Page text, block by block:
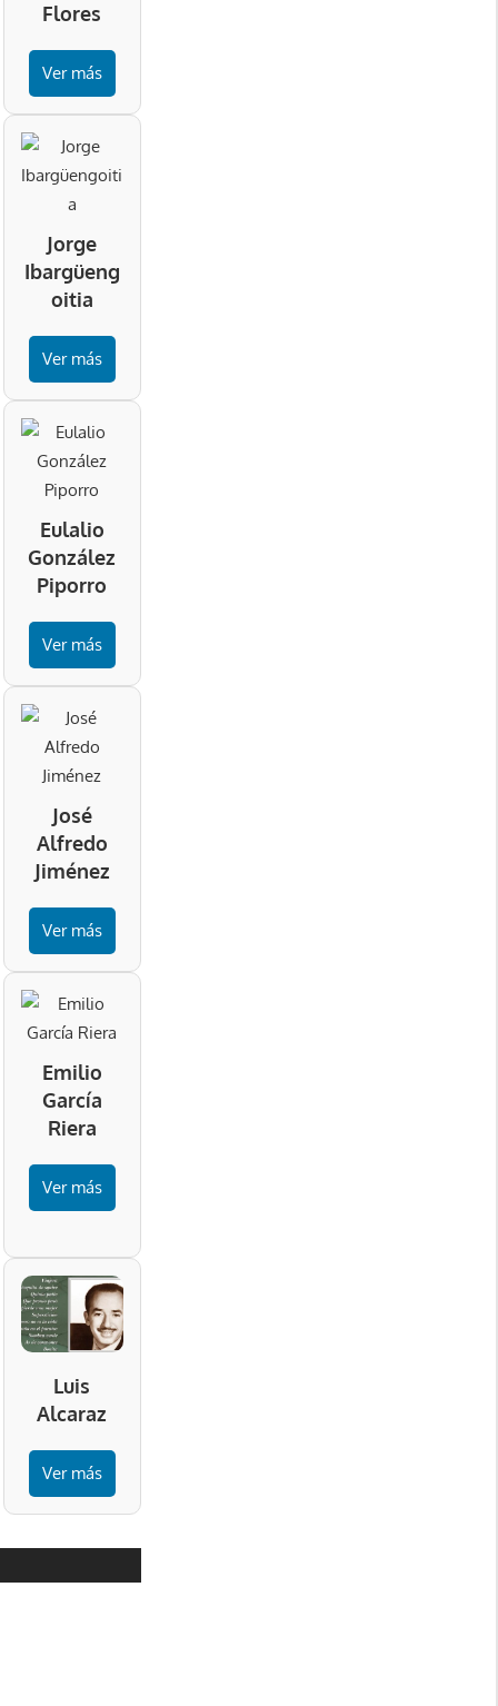
Flores
Ver más
Jorge
Ibargüeng
oitia
Ver más
Eulalio
González
Piporro
Ver más
José
Alfredo
Jiménez
Ver más
Emilio
García
Riera
Ver más
Luis
Alcaraz
Ver más